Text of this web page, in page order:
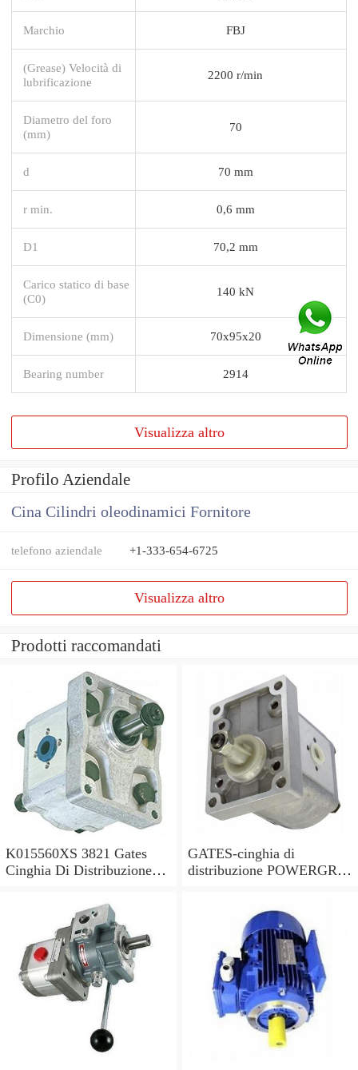
Marchio FBJ
(Grease) Velocità di
lubrificazione
2200 r/min
Diametro del foro
(mm)
70
d 70 mm
r min. 0,6 mm
D1 70,2 mm
Carico statico di base
(C0)
140 kN
Dimensione (mm) 70x95x20
Bearing number 2914
Visualizza altro
Profilo Aziendale
Cina Cilindri oleodinamici Fornitore
telefono aziendale +1-333-654-6725
Visualizza altro
Prodotti raccomandati
K015560XS 3821 Gates
Cinghia Di Distribuzione
GATES-cinghia di
distribuzione POWERGRIP